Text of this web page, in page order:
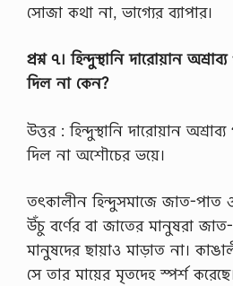
সােজা কথা না, ভাগ্যের ব্যাপার।
প্রশ্ন ৭। হিন্দুস্থানি দারােয়ান
দিল না কেন?
উত্তর : হিন্দুস্থানি দারােয়ান
দিল না অশৌচের ভয়ে।
তৎকালীন হিন্দুসমাজে জাত-পাত ও
উঁচু বর্ণের বা জাতের মানুষরা
মানুষদের ছায়াও মাড়াত না।
সে তার মায়ের মৃতদেহ স্পর্শ করেছে।